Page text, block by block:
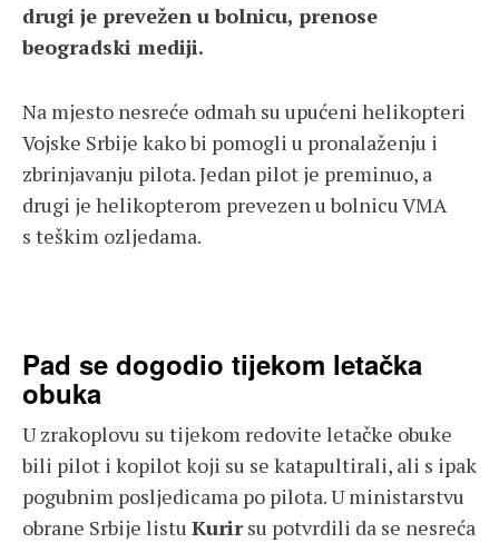
drugi je prevežen u bolnicu, prenose
beogradski mediji.
Na mjesto nesreće odmah su upućeni helikopteri
Vojske Srbije kako bi pomogli u pronalaženju i
zbrinjavanju pilota. Jedan pilot je preminuo, a
drugi je helikopterom prevezen u bolnicu VMA
s teškim ozljedama.
Pad se dogodio tijekom letačka
obuka
U zrakoplovu su tijekom redovite letačke obuke
bili pilot i kopilot koji su se katapultirali, ali s ipak
pogubnim posljedicama po pilota. U ministarstvu
obrane Srbije listu Kurirsu potvrdili da se nesreća